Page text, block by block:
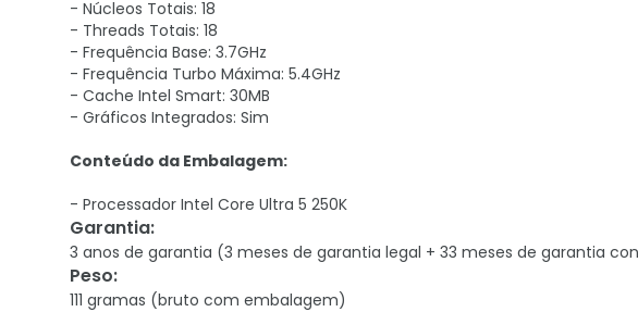
- Núcleos Totais: 18
- Threads Totais: 18
- Frequência Base: 3.7GHz
- Frequência Turbo Máxima: 5.4GHz
- Cache Intel Smart: 30MB
- Gráficos Integrados: Sim
Conteúdo da Embalagem:
- Processador Intel Core Ultra 5 250K
Garantia:
3 anos de garantia (3 meses de garantia legal + 33 meses de garantia
Peso:
111 gramas (bruto com embalagem)